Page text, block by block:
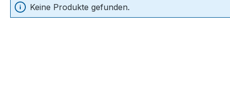
Keine Produkte gefunden.